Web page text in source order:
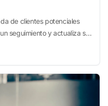
de clientes potenciales
seguimiento y actualiza su